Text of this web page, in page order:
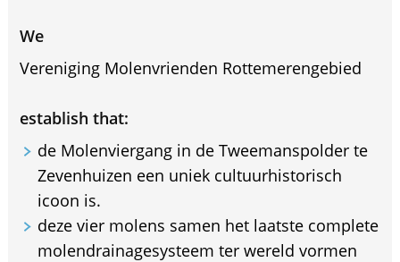
We
Vereniging Molenvrienden Rottemerengebied
establish that:
de Molenviergang in de Tweemanspolder te
Zevenhuizen een uniek cultuurhistorisch
icoon is.
deze vier molens samen het laatste complete
molendrainagesysteem ter wereld vormen